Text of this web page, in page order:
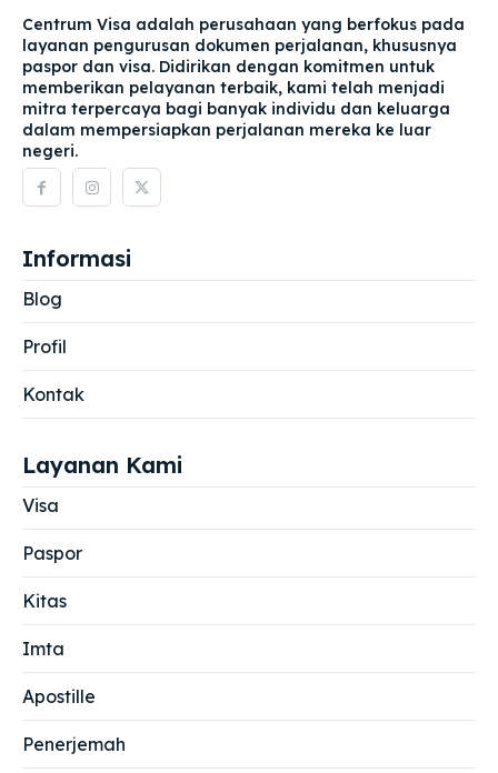
Centrum Visa adalah perusahaan yang berfokus pada
layanan pengurusan dokumen perjalanan, khususnya
paspor dan visa. Didirikan dengan komitmen untuk
memberikan pelayanan terbaik, kami telah menjadi
mitra terpercaya bagi banyak individu dan keluarga
dalam mempersiapkan perjalanan mereka ke luar
negeri.
Informasi
Blog
Profil
Kontak
Layanan Kami
Visa
Paspor
Kitas
Imta
Apostille
Penerjemah